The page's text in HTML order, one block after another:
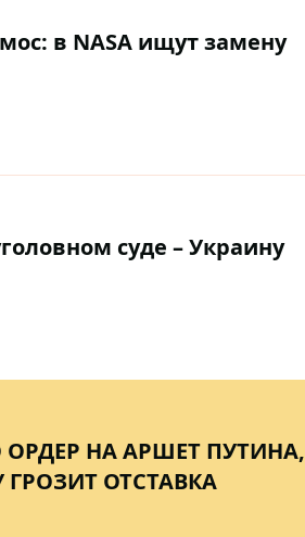
в NASA ищут замену
суде – Украину
НА АРШЕТ ПУТИНА,
ОТСТАВКА